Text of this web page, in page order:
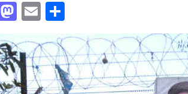
F
M
st
o
d
E
ail
h
ar
e